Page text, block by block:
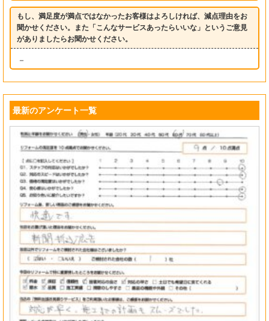
もし、満足度が満点ではなかったお客様はよろしければ、減点理由をお
聞かせください。また「こんなサービスあったらいいな」というご意見
がありましたらお聞かせください。
－
最新のアンケート一覧